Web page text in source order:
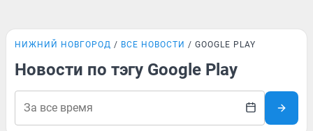
НИЖНИЙ НОВГОРОД ВСЕ НОВОСТИ GOOGLE PLAY
Новости по тэгу Google Play